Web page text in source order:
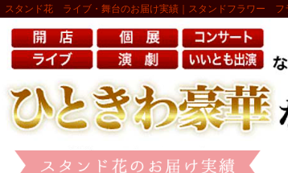
スタンド花 ライブ・舞台のお届け実績｜スタンドフラワー フ